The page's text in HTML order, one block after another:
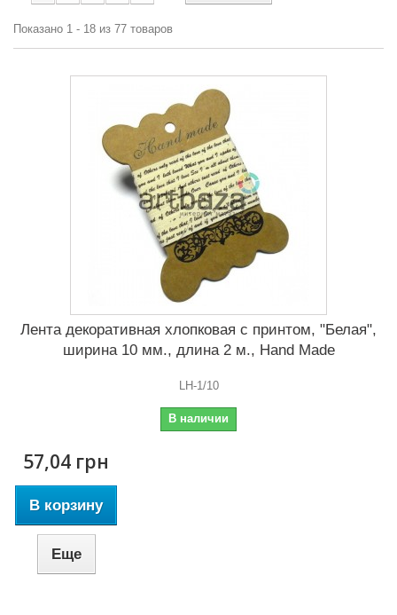
Показано 1 - 18 из 77 товаров
Лента декоративная хлопковая с принтом, "Белая",
ширина 10 мм., длина 2 м., Hand Made
LH-1/10
В наличии
57,04 грн
В корзину
Еще